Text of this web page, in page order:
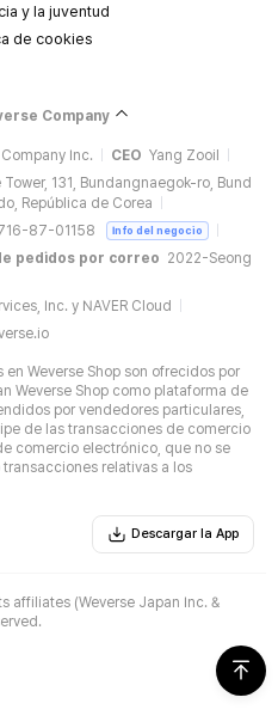
y la juventud
de cookies
Company
Inc. CEO Yang Zooil
131, Bundangnaegok-ro, Bund
República de Corea
87-01158 Info del negocio
pedidos por correo 2022-Seong
Inc. y NAVER Cloud
Weverse Shop son ofrecidos por
Weverse Shop como plataforma de
por vendedores particulares,
de las transacciones de comercio
comercio electrónico, que no se
relativas a los
Descargar la App
affiliates (Weverse Japan Inc. &